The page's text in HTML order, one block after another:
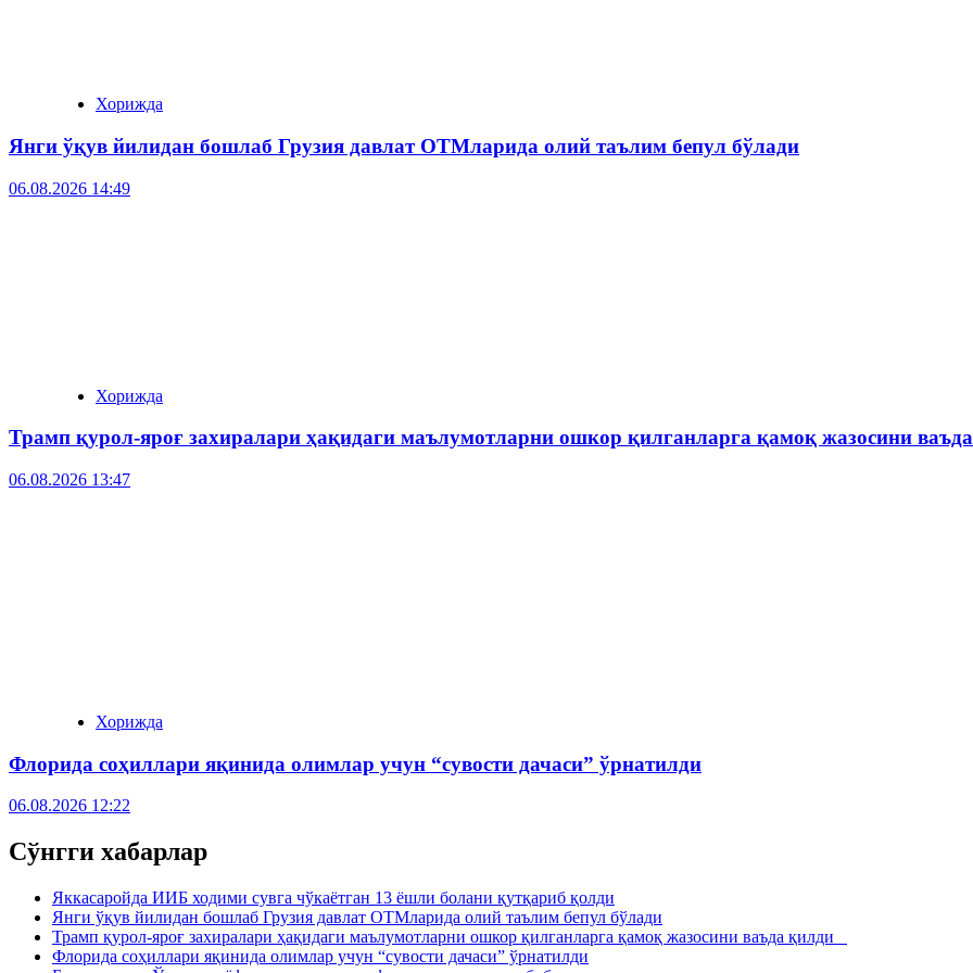
Хорижда
Янги ўқув йилидан бошлаб Грузия давлат ОТМларида олий таълим бепул бўлади
06.08.2026 14:49
Хорижда
Трамп қурол-яроғ захиралари ҳақидаги маълумотларни ошкор қилганларга қамоқ жазосини
06.08.2026 13:47
Хорижда
Флорида соҳиллари яқинида олимлар учун “сувости дачаси” ўрнатилди
06.08.2026 12:22
Сўнгги хабарлар
Яккасаройда ИИБ ходими сувга чўкаётган 13 ёшли болани қутқариб қолди
Янги ўқув йилидан бошлаб Грузия давлат ОТМларида олий таълим бепул бўлади
Трамп қурол-яроғ захиралари ҳақидаги маълумотларни ошкор қилганларга қамоқ жазосини ваъда қилди
Флорида соҳиллари яқинида олимлар учун “сувости дачаси” ўрнатилди